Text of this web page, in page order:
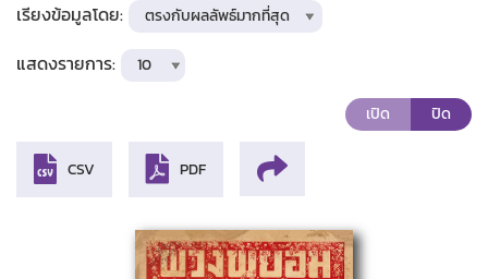
เรียงข้อมูลโดย:
แสดงรายการ:
เปิด ปิด
CSV PDF